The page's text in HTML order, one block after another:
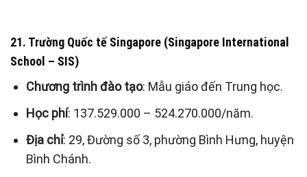
21. Trường Quốc tế Singapore (Singapore International
School – SIS)
Chương trình đào tạo: Mẫu giáo đến Trung học.
Học phí: 137.529.000 – 524.270.000/năm.
Địa chỉ: 29, Đường số 3, phường Bình Hưng, huyện
Bình Chánh.